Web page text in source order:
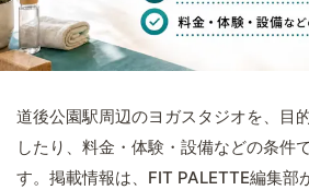
道後公園駅周辺のヨガスタジオを、目
したり、料金・体験・設備などの条件
す。掲載情報は、FIT PALETTE編集部